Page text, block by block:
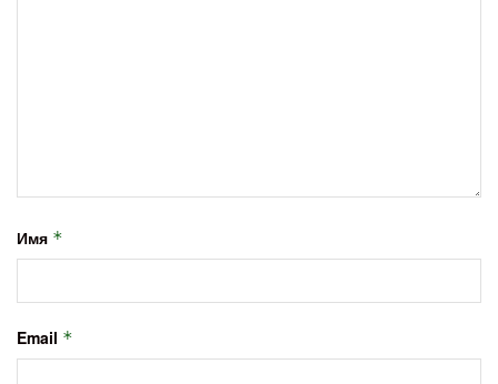
Имя *
Email *